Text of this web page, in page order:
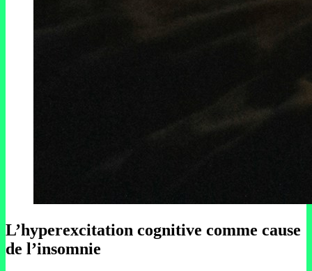
L’hyperexcitation cognitive comme cause
de l’insomnie